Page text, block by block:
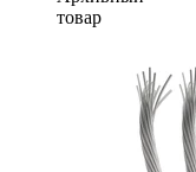
товар